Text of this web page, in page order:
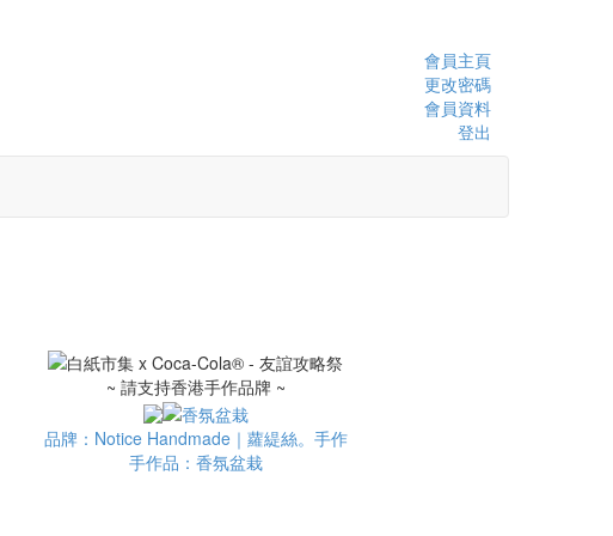
會員主頁
更改密碼
會員資料
登出
~ 請支持香港手作品牌 ~
品牌：Notice Handmade｜蘿緹絲。手作
手作品：香氛盆栽